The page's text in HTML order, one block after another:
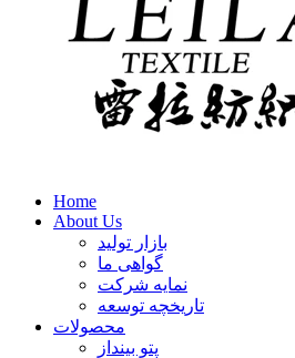
Home
About Us
بازار تولید
گواهی ما
نمایه شرکت
تاریخچه توسعه
محصولات
پتو بینداز